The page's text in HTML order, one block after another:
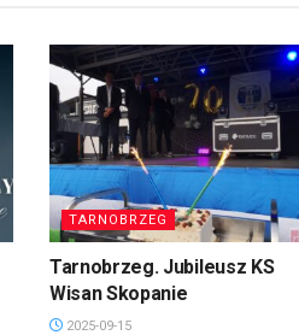
TARNOBRZEG
Tarnobrzeg. Jubileusz KS
Wisan Skopanie
2025-09-15